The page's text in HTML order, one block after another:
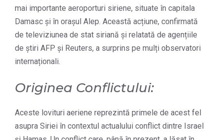
mai importante aeroporturi siriene, situate în capitala
Damasc și în orașul Alep. Această acțiune, confirmată
de televiziunea de stat siriană și relatată de agențiile
de știri AFP și Reuters, a surprins pe mulți observatori
internaționali.
Originea Conflictului:
Aceste lovituri aeriene reprezintă primele de acest fel
asupra Siriei în contextul actualului conflict dintre Israel